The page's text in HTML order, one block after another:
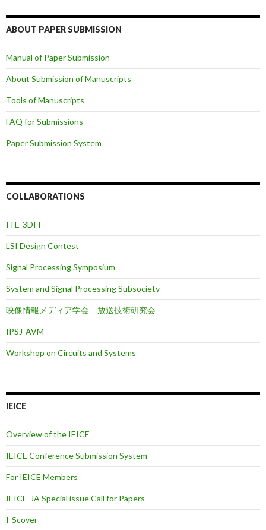
ABOUT PAPER SUBMISSION
Manual of Paper Submission
About Submission of Manuscripts
Tools of Manuscripts
FAQ for Submissions
Paper Submission System
COLLABORATIONS
ITE-3DIT
LSI Design Contest
Signal Processing Symposium
System and Signal Processing Subsociety
映像情報メディア学会 放送技術研究会
IPSJ-AVM
Workshop on Circuits and Systems
IEICE
Overview of the IEICE
IEICE Conference Submission System
For IEICE Members
IEICE-JA Special issue Call for Papers
I-Scover